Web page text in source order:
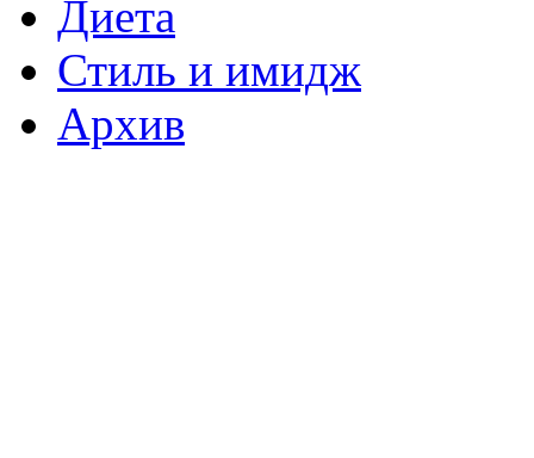
Диета
Стиль и имидж
Архив